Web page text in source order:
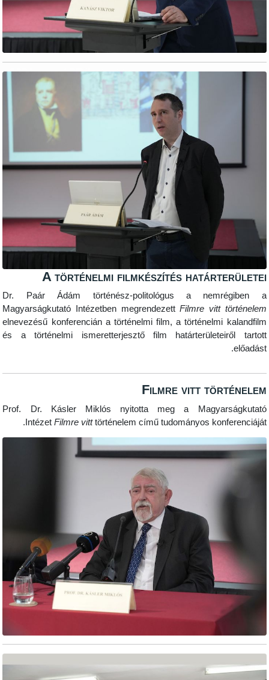
A történelmi filmkészítés
Dr. Paár Ádám történész-politológus a
Magyarságkutató Intézetben megrendezettFilmre
elnevezésű konferencián a történelmi film, a
és a történelmi ismeretterjesztő film
Filmre vitt
Prof. Dr. Kásler Miklós nyitotta meg a
IntézetFilmre vitttörténelem című tudományos